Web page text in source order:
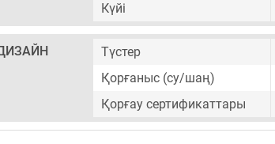
Күйі
Түстер
Қорғаныс (су/шаң)
Қорғау сертификаттары